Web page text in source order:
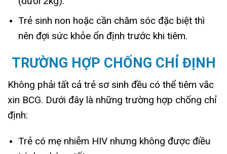
Trẻ sinh non hoặc cần chăm sóc đặc biệt thì
nên đợi sức khỏe ổn định trước khi tiêm.
TRƯỜNG HỢP CHỐNG CHỈ ĐỊNH
Không phải tất cả trẻ sơ sinh đều có thể tiêm vắc
xin BCG. Dưới đây là những trường hợp chống chỉ
định:
Trẻ có mẹ nhiễm HIV nhưng không được điều